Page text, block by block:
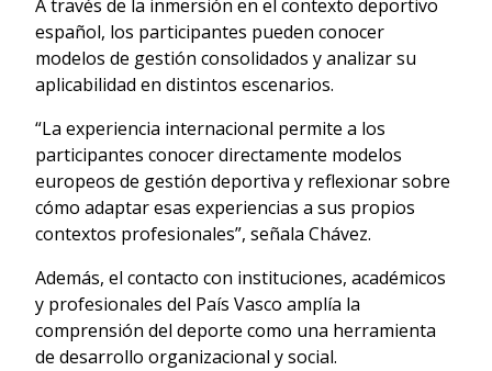
A través de la inmersión en el contexto deportivo
español, los participantes pueden conocer
modelos de gestión consolidados y analizar su
aplicabilidad en distintos escenarios.
“La experiencia internacional permite a los
participantes conocer directamente modelos
europeos de gestión deportiva y reflexionar sobre
cómo adaptar esas experiencias a sus propios
contextos profesionales”, señala Chávez.
Además, el contacto con instituciones, académicos
y profesionales del País Vasco amplía la
comprensión del deporte como una herramienta
de desarrollo organizacional y social.